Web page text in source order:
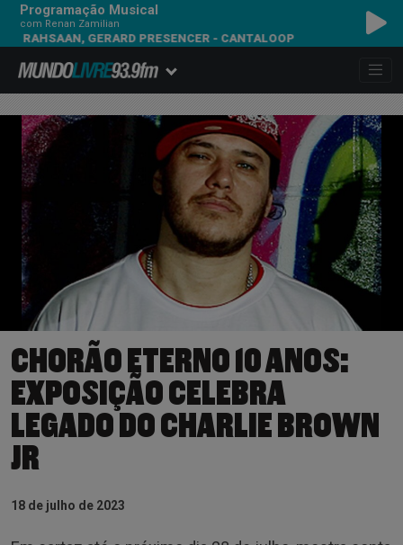
Programação Musical
com Renan Zamilian
GERARD PRESENCER - CANTALOOP
CHORÃO ETERNO 10 ANOS:
EXPOSIÇÃO CELEBRA
LEGADO DO CHARLIE BROWN
JR
18 de julho de 2023